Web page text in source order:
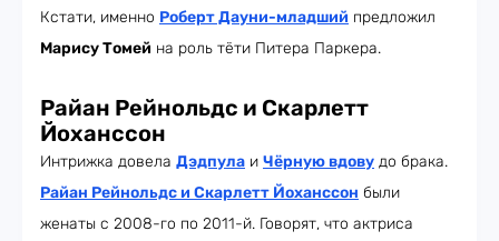
Кстати, именно Роберт Дауни-младший предложил
Марису Томей на роль тёти Питера Паркера.
Райан Рейнольдс и Скарлетт
Йоханссон
Интрижка довела Дэдпула и Чёрную вдову до брака.
Райан Рейнольдс и Скарлетт Йоханссон были
женаты с 2008-го по 2011-й. Говорят, что актриса